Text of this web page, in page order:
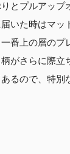
りとプルアップ
いた時はマッ
一番上の層のプ
がさらに際立
るので、特別